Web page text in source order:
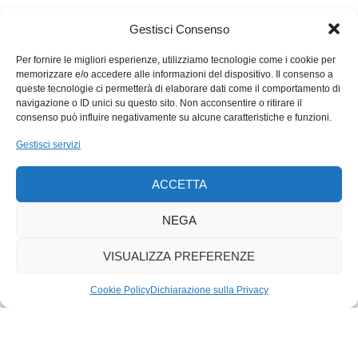
Gestisci Consenso
Per fornire le migliori esperienze, utilizziamo tecnologie come i cookie per
memorizzare e/o accedere alle informazioni del dispositivo. Il consenso a
queste tecnologie ci permetterà di elaborare dati come il comportamento di
navigazione o ID unici su questo sito. Non acconsentire o ritirare il
consenso può influire negativamente su alcune caratteristiche e funzioni.
Gestisci servizi
ACCETTA
NEGA
VISUALIZZA PREFERENZE
Cookie PolicyDichiarazione sulla Privacy
tipici a km zero. Per questo motivo, malgrado lo spiacevole
incidente, intendiamo continuare la collaborazione con le
aziende del nostro territorio, anche se piccole o piccolissime.
La cooperativa si scusa nuovamente con la clientela per
settore agroalimentare ticinese, già confrontato con una
situazione di mercato difficile, che ha bisogno e merita il